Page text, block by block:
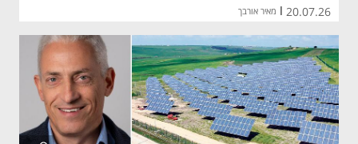
20.07.26 מאיר אורבך